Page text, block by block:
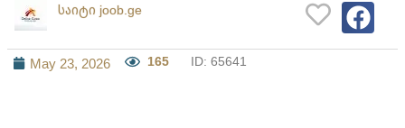
საიტი joob.ge
May 23, 2026 165 ID: 65641